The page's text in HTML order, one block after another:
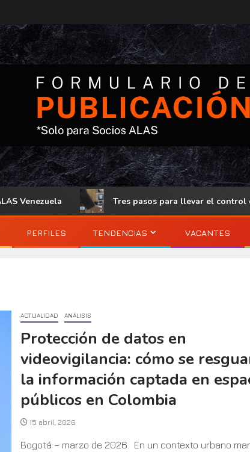
Tres pasos para llevar el control de acceso físico
PERFILES TENDENCIAS VACANTES
ACTUALIDAD ANÁLISIS
Protección de datos en
videovigilancia: cómo se
la información captada en
públicos en Colombia
15 abril, 2026
Bogotá – marzo de 2026. En un contexto urbano